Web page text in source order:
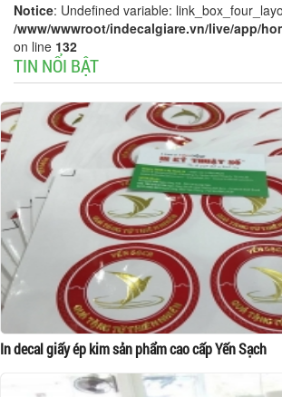
Notice: Undefined variable:
/www/wwwroot/indecalgiare.vn/live/app/
on line 132
TIN NỔI BẬT
In decal giấy ép kim sản phẩm cao cấp Yến Sạch